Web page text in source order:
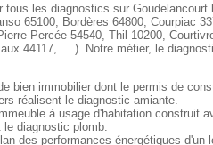
les diagnostics sur
65100, Bordères 64800, Courpiac
Percée 54540, Thil 10200,
44117, ... ). Notre métier, le
bien immobilier dont le permis de
réalisent le diagnostic amiante.
à usage d'habitation
diagnostic plomb.
des performances énergétiques